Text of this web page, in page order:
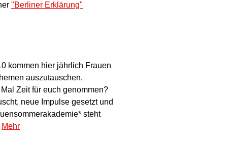
"Berliner Erklärung"
kommen hier jährlich Frauen
auszutauschen,
Zeit für euch genommen?
neue Impulse gesetzt und
steht
Mehr